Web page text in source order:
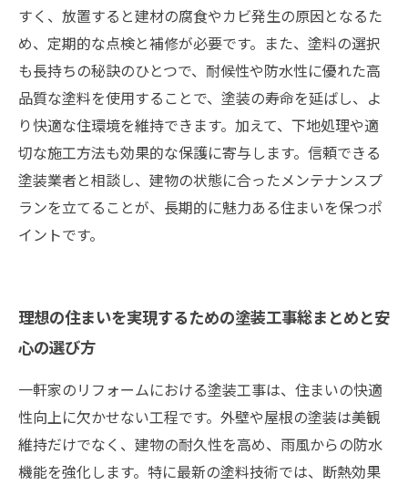
すく、放置すると建材の腐食やカビ発生の原因となるた
め、定期的な点検と補修が必要です。また、塗料の選択
も長持ちの秘訣のひとつで、耐候性や防水性に優れた高
品質な塗料を使用することで、塗装の寿命を延ばし、よ
り快適な住環境を維持できます。加えて、下地処理や適
切な施工方法も効果的な保護に寄与します。信頼できる
塗装業者と相談し、建物の状態に合ったメンテナンスプ
ランを立てることが、長期的に魅力ある住まいを保つポ
イントです。
理想の住まいを実現するための塗装工事総まとめと安
心の選び方
一軒家のリフォームにおける塗装工事は、住まいの快適
性向上に欠かせない工程です。外壁や屋根の塗装は美観
維持だけでなく、建物の耐久性を高め、雨風からの防水
機能を強化します。特に最新の塗料技術では、断熱効果